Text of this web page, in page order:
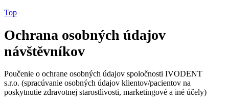
Top
Ochrana osobných údajov
návštěvníkov
Poučenie o ochrane osobných údajov spoločnosti IVODENT
s.r.o. (spracúvanie osobných údajov klientov/pacientov na
poskytnutie zdravotnej starostlivosti, marketingové a iné účely)